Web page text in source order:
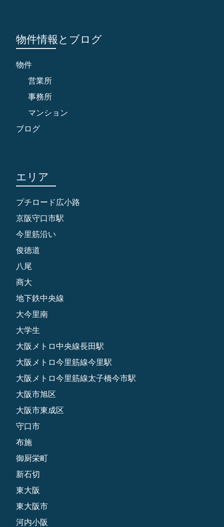
物件情報とブログ
物件
営業所
事務所
マンション
ブログ
エリア
プチロード広小路
京阪守口市駅
今里筋沿い
俊徳道
八尾
商大
地下鉄中央線
大今里南
大学生
大阪メトロ中央線長田駅
大阪メトロ今里筋線今里駅
大阪メトロ今里筋線太子橋今市駅
大阪市旭区
大阪市東成区
守口市
布施
御厨栄町
新石切
東大阪
東大阪市
河内小阪